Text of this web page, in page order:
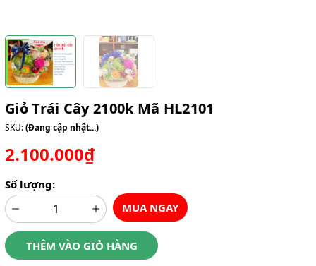
Giỏ Trái Cây 2100k Mã HL2101
SKU:(Đang cập nhật...)
2.100.000₫
Số lượng:
MUA NGAY
THÊM VÀO GIỎ HÀNG